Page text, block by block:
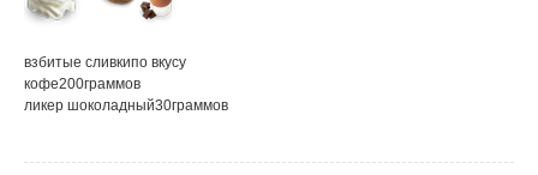
взбитые сливкипо вкусу
кофе200граммов
ликер шоколадный30граммов